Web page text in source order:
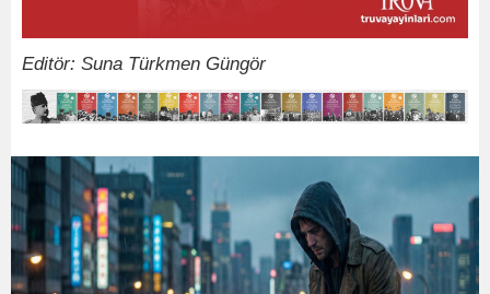
Editör: Suna Türkmen Güngör